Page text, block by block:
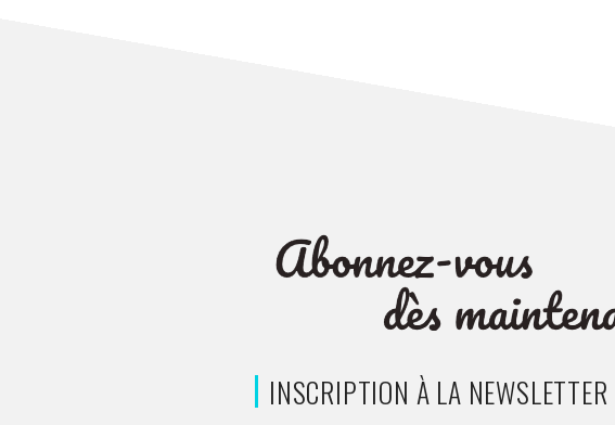
INSCRIPTION À LA NEWSLETTER